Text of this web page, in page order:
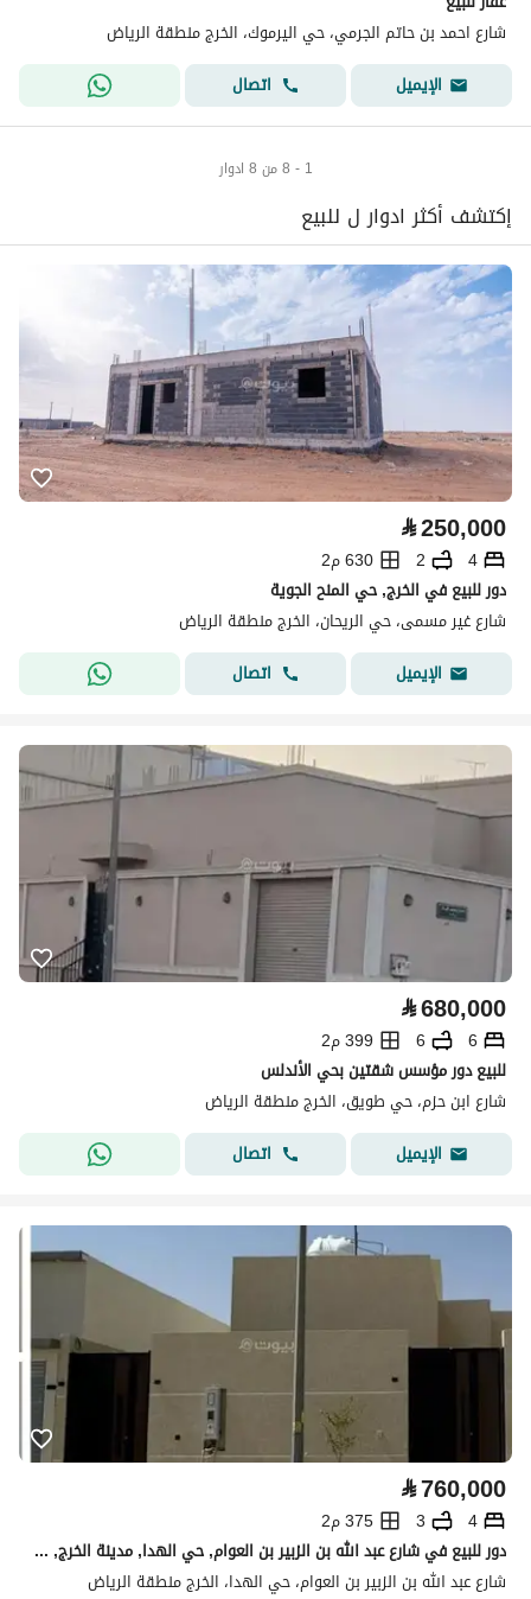
شارع احمد بن حاتم الجرمي، حي اليرموك، الخرج منطقة الرياض
الإيميل
اتصال
1 - 8 من 8 ادوار
إكتشف أكثر ادوار ل للبيع
⃁250,000
4
2
630 م2
دور للبيع في الخرج, حي المنح الجوية
شارع غير مسمى، حي الريحان، الخرج منطقة الرياض
الإيميل
اتصال
⃁680,000
6
6
399 م2
للبيع دور مؤسس شقتين بحي الأندلس
شارع ابن حزم، حي طويق، الخرج منطقة الرياض
الإيميل
اتصال
⃁760,000
4
3
375 م2
دور للبيع في شارع عبد الله بن الزبير بن العوام, حي الهدا, مدينة الخرج, منطقة الرياض
شارع عبد الله بن الزبير بن العوام، حي الهدا، الخرج منطقة الرياض